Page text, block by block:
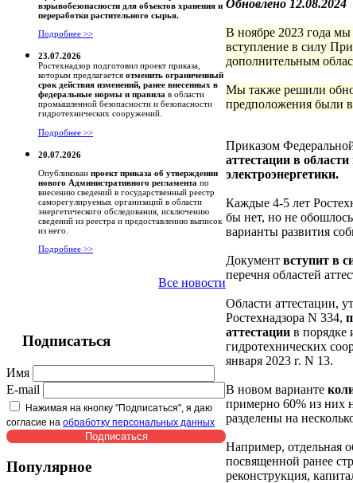
взрывобезопасности для объектов хранения и
переработки растительного сырья.
Подробнее >>
23.07.2026
Ростехнадзор подготовил проект приказа,
которым предлагается отменить ограниченный
срок действия изменений, ранее внесенных в
федеральные нормы и правила в области
промышленной безопасности и безопасности
гидротехнических сооружений.
Подробнее >>
20.07.2026
Опубликован проект приказа об утверждении
нового Административного регламента по
внесению сведений в государственный реестр
саморегулируемых организаций в области
энергетического обследования, исключению
сведений из реестра и предоставлению выписок
из него.
Подробнее >>
Все новости
Подписаться
Имя
E-mail
Нажимая на кнопку "Подписаться", я даю
согласие на обработку персональных данных
Популярное
Обновлено 12.08.2024
В ноябре 2023 года мы
вступление в силу
дополнительным
Мы также решили
предположения были
Приказом
аттестации в
электроэнергетики.
Каждые 4-5 лет
бы нет, но не
варианты развития
Документ вступит в
перечня областей
Области аттестации,
Ростехнадзора N 334,
аттестации в порядке
гидротехнических
января 2023 г. N 13.
В новом варианте
примерно 60% из них
разделены на
Например, отдельная
посвященной ранее
реконструкция,